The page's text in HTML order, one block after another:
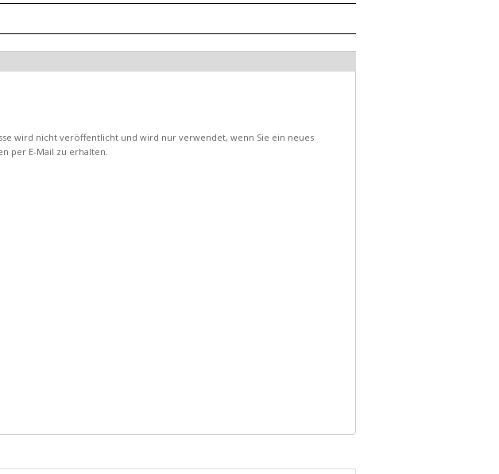
wird nicht veröffentlicht und wird nur verwendet, wenn Sie ein neues
per E-Mail zu erhalten.